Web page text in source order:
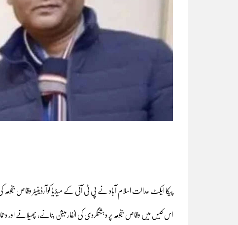
پیکا ایکٹ عدالت اسلام آباد نے پی ٹی آئی کے میڈیا کوآرڈینیٹر وقاص
اس کیس میں وقاص جنجوعہ پر دہشتگردی کی انفارمیشن بنانے، پھیلانے اور